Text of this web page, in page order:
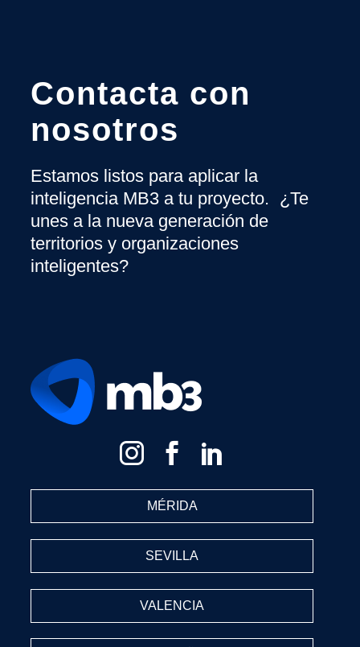
Contacta con
nosotros
Estamos listos para aplicar la
inteligencia MB3 a tu proyecto. ¿Te
unes a la nueva generación de
territorios y organizaciones
inteligentes?
MÉRIDA
SEVILLA
VALENCIA